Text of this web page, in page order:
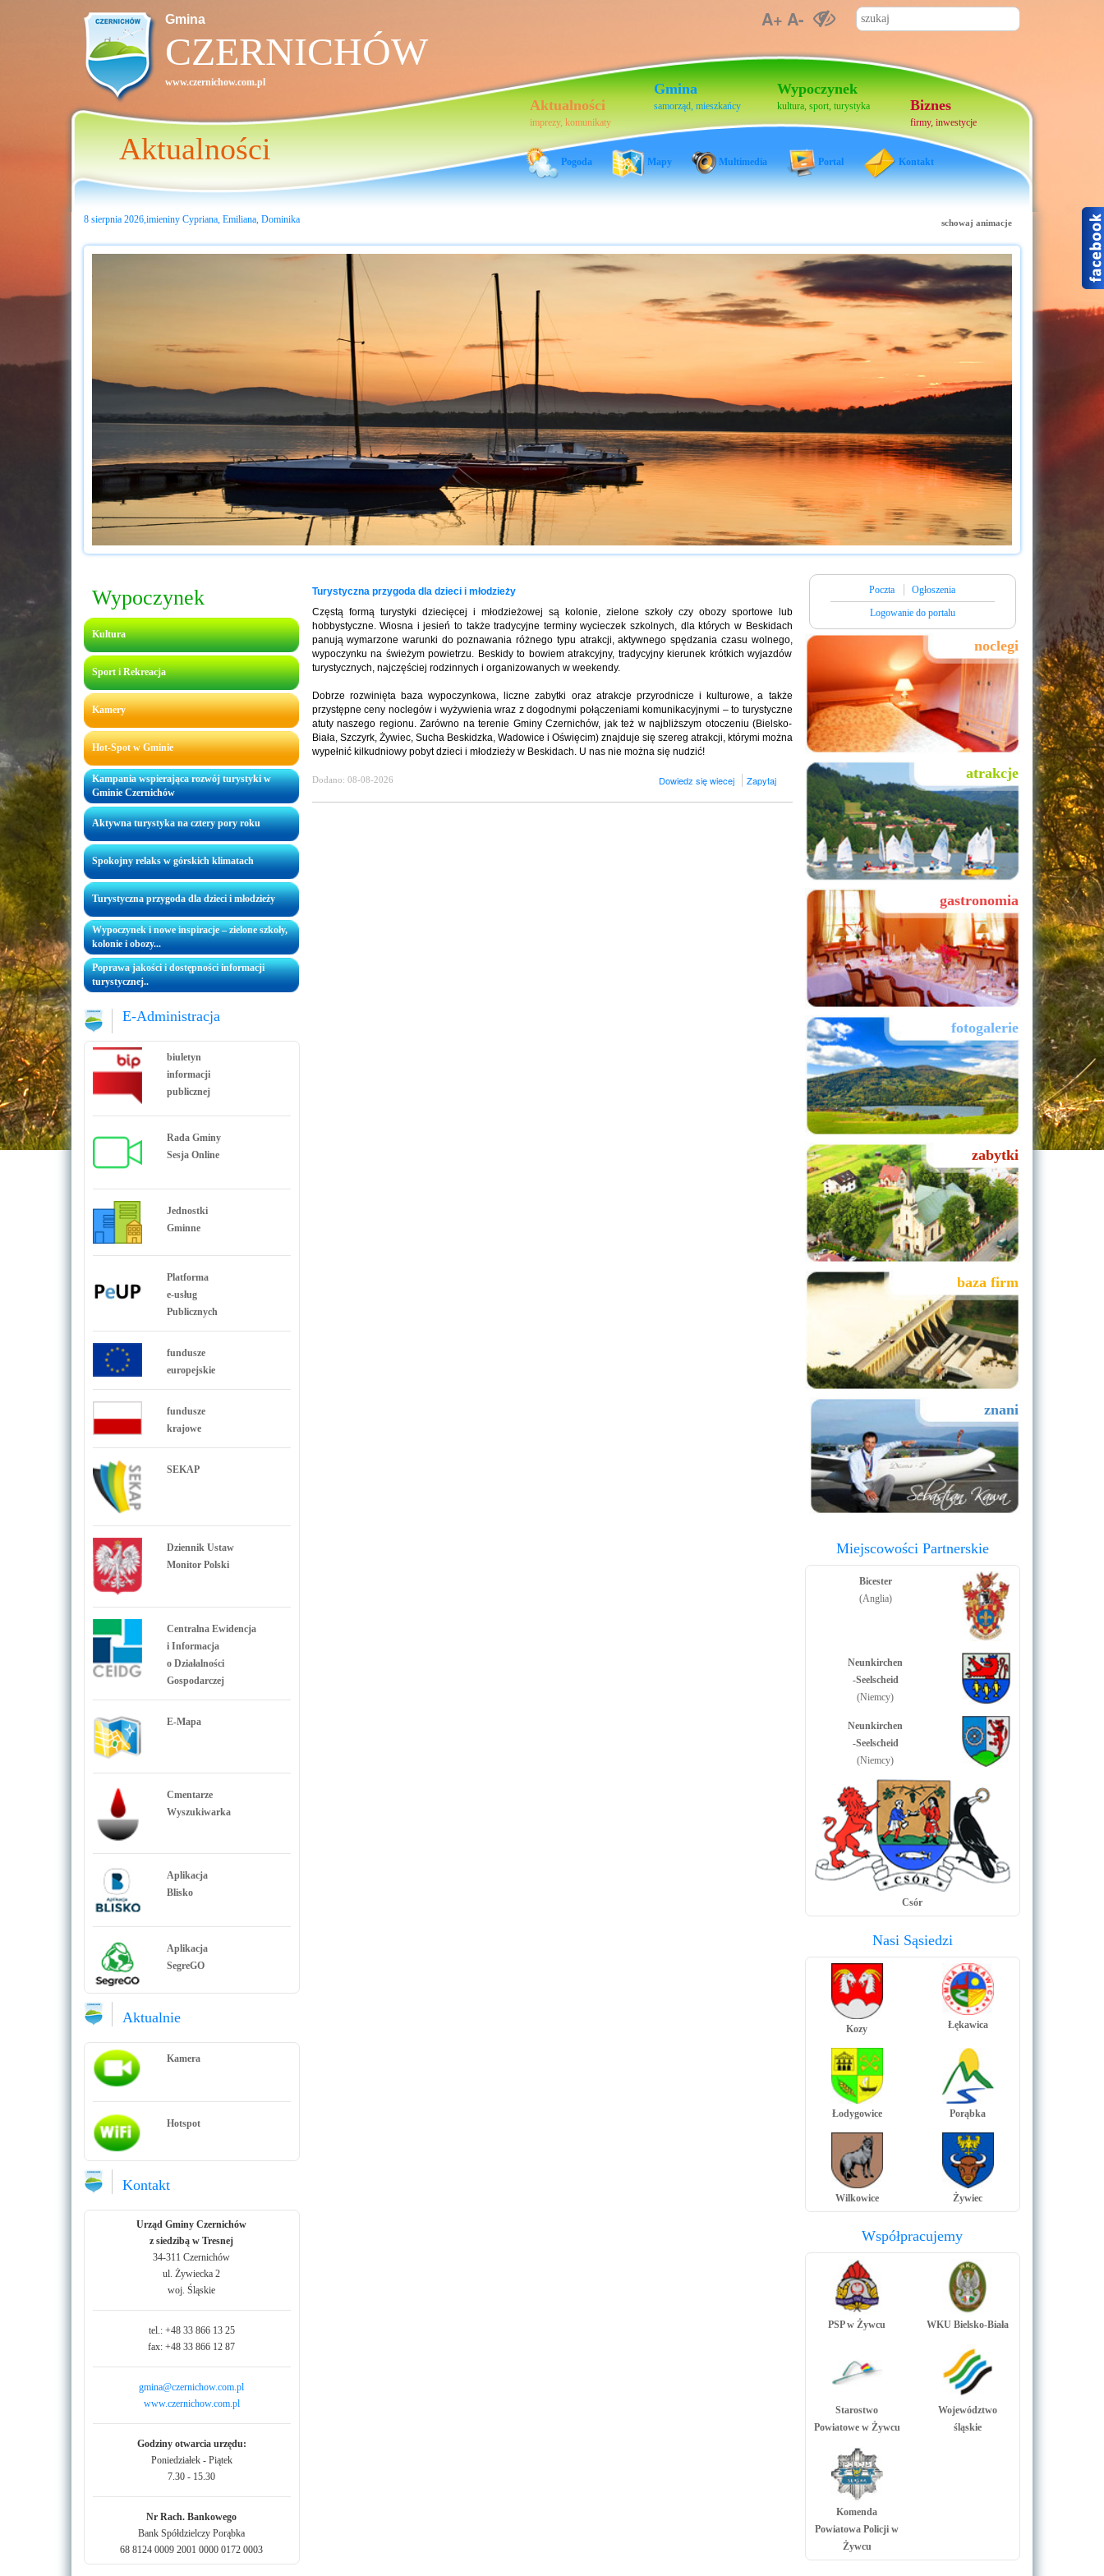
Gmina
CZERNICHÓW
www.czernichow.com.pl
A+ A-
Aktualności
Aktualności
imprezy, komunikaty
Biznes
firmy, inwestycje
Gmina
samorząd, mieszkańcy
Wypoczynek
kultura, sport, turystyka
Pogoda Mapy Multimedia Portal Kontakt
8 sierpnia 2026,imieniny Cypriana, Emiliana, Dominika schowaj animacje
Turystyczna przygoda dla dzieci i młodzieży
Częstą formą turystyki dziecięcej i młodzieżowej są kolonie, zielone szkoły czy obozy sportowe lub
hobbystyczne. Wiosna i jesień to także tradycyjne terminy wycieczek szkolnych, dla których w Beskidach
panują wymarzone warunki do poznawania różnego typu atrakcji, aktywnego spędzania czasu wolnego,
wypoczynku na świeżym powietrzu. Beskidy to bowiem atrakcyjny, tradycyjny kierunek krótkich wyjazdów
turystycznych, najczęściej rodzinnych i organizowanych w weekendy.
Dobrze rozwinięta baza wypoczynkowa, liczne zabytki oraz atrakcje przyrodnicze i kulturowe, a także
przystępne ceny noclegów i wyżywienia wraz z dogodnymi połączeniami komunikacyjnymi – to turystyczne
atuty naszego regionu. Zarówno na terenie Gminy Czernichów, jak też w najbliższym otoczeniu (Bielsko-
Biała, Szczyrk, Żywiec, Sucha Beskidzka, Wadowice i Oświęcim) znajduje się szereg atrakcji, którymi można
wypełnić kilkudniowy pobyt dzieci i młodzieży w Beskidach. U nas nie można się nudzić!
Dodano: 08-08-2026 Dowiedz się wiecej Zapytaj
Wypoczynek
Kultura
Sport i Rekreacja
Kamery
Hot-Spot w Gminie
Kampania wspierająca rozwój turystyki w
Gminie Czernichów
Aktywna turystyka na cztery pory roku
Spokojny relaks w górskich klimatach
Turystyczna przygoda dla dzieci i młodzieży
Wypoczynek i nowe inspiracje – zielone szkoły,
kolonie i obozy...
Poprawa jakości i dostępności informacji
turystycznej..
E-Administracja
biuletyn
informacji
publicznej
Rada Gminy
Sesja Online
Jednostki
Gminne
Platforma
e-usług
Publicznych
fundusze
europejskie
fundusze
krajowe
SEKAP
Dziennik Ustaw
Monitor Polski
Centralna Ewidencja
i Informacja
o Działalności
Gospodarczej
E-Mapa
Cmentarze
Wyszukiwarka
Aplikacja
Blisko
Aplikacja
SegreGO
Aktualnie
Kamera
Hotspot
Kontakt
Urząd Gminy Czernichów
z siedzibą w Tresnej
34-311 Czernichów
ul. Żywiecka 2
woj. Śląskie
tel.: +48 33 866 13 25
fax: +48 33 866 12 87
gmina@czernichow.com.pl
www.czernichow.com.pl
Godziny otwarcia urzędu:
Poniedziałek - Piątek
7.30 - 15.30
Nr Rach. Bankowego
Bank Spółdzielczy Porąbka
68 8124 0009 2001 0000 0172 0003
Poczta
Ogłoszenia
Logowanie do portalu
noclegi
atrakcje
gastronomia
fotogalerie
zabytki
baza firm
znani
Miejscowości Partnerskie
Bicester
(Anglia)
Neunkirchen
-Seelscheid
(Niemcy)
Neunkirchen
-Seelscheid
(Niemcy)
Csór
Nasi Sąsiedzi
Kozy Łękawica
Łodygowice Porąbka
Wilkowice Żywiec
Współpracujemy
PSP w Żywcu WKU Bielsko-Biała
Starostwo
Powiatowe w Żywcu
Województwo
śląskie
Komenda
Powiatowa Policji w
Żywcu